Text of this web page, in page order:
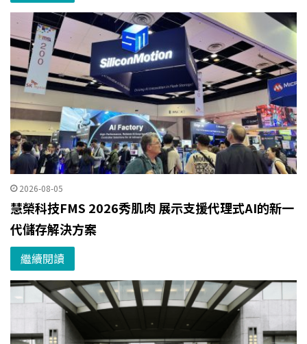
2026-08-05
慧榮科技FMS 2026秀肌肉 展示支援代理式AI的新一
代儲存解決方案
繼續閱讀